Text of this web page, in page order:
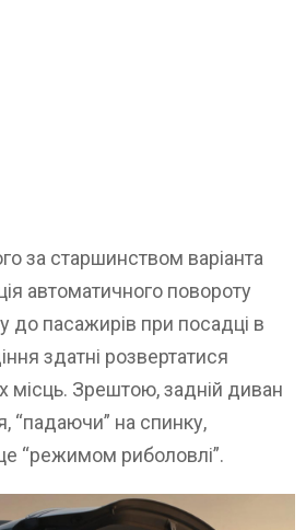
за старшинством варіанта
автоматичного повороту
до пасажирів при посадці в
здатні розвертатися
місць. Зрештою, задній диван
“падаючи” на спинку,
“режимом риболовлі”.